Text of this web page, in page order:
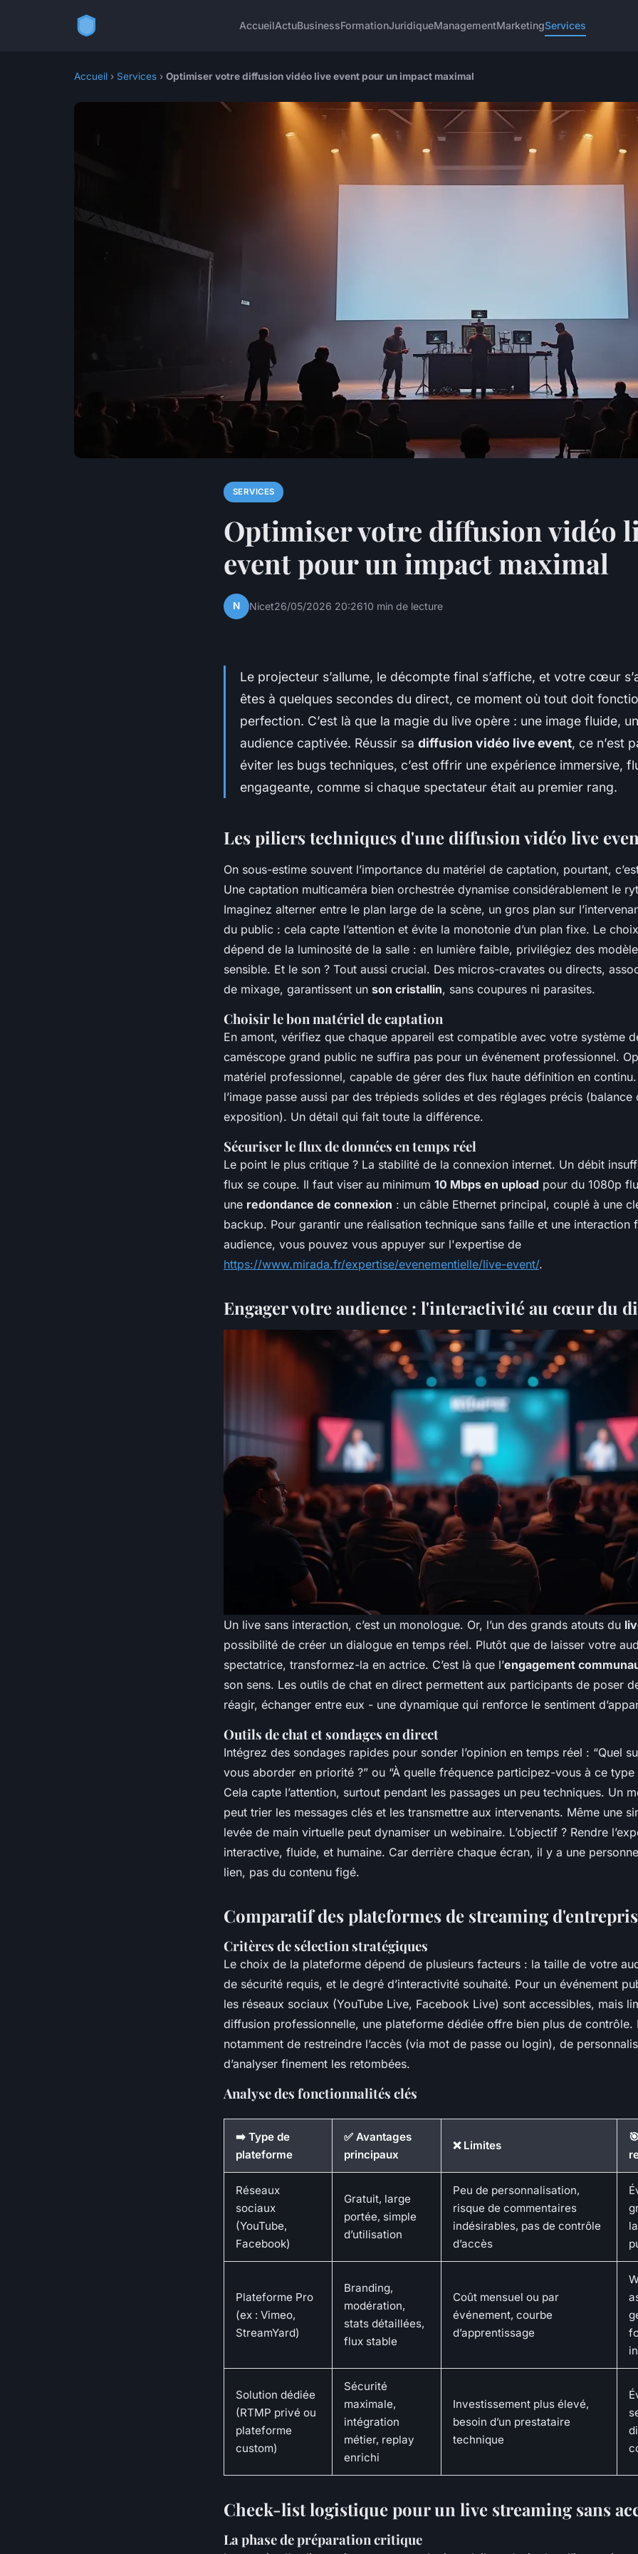
AccueilActuBusinessFormationJuridiqueManagementMarketingServices
Accueil › Services › Optimiser votre diffusion vidéo live event pour un impact maximal
SERVICES
Optimiser votre diffusion vidéo
event pour un impact maximal
N Nicet26/05/2026 20:2610 min de lecture
Le projecteur s’allume, le décompte final s’affiche, et votre cœur
êtes à quelques secondes du direct, ce moment où tout doit
perfection. C’est là que la magie du live opère : une image fluide,
audience captivée. Réussir sa diffusion vidéo live event, ce n’est
éviter les bugs techniques, c’est offrir une expérience immersive,
engageante, comme si chaque spectateur était au premier rang.
Les piliers techniques d'une diffusion vidéo live
On sous-estime souvent l’importance du matériel de captation, pourtant,
Une captation multicaméra bien orchestrée dynamise considérablement le
Imaginez alterner entre le plan large de la scène, un gros plan sur
du public : cela capte l’attention et évite la monotonie d’un plan fixe. Le
dépend de la luminosité de la salle : en lumière faible, privilégiez des
sensible. Et le son ? Tout aussi crucial. Des micros-cravates ou directs,
de mixage, garantissent un son cristallin, sans coupures ni parasites.
Choisir le bon matériel de captation
En amont, vérifiez que chaque appareil est compatible avec votre système
caméscope grand public ne suffira pas pour un événement professionnel.
matériel professionnel, capable de gérer des flux haute définition en
l’image passe aussi par des trépieds solides et des réglages précis (balance
exposition). Un détail qui fait toute la différence.
Sécuriser le flux de données en temps réel
Le point le plus critique ? La stabilité de la connexion internet. Un débit
flux se coupe. Il faut viser au minimum 10 Mbps en upload pour du 1080p
une redondance de connexion : un câble Ethernet principal, couplé à une
backup. Pour garantir une réalisation technique sans faille et une interaction
audience, vous pouvez vous appuyer sur l'expertise de
https://www.mirada.fr/expertise/evenementielle/live-event/.
Engager votre audience : l'interactivité au cœur du
Un live sans interaction, c’est un monologue. Or, l’un des grands atouts du
possibilité de créer un dialogue en temps réel. Plutôt que de laisser votre
spectatrice, transformez-la en actrice. C’est là que l’engagement
son sens. Les outils de chat en direct permettent aux participants de poser
réagir, échanger entre eux - une dynamique qui renforce le sentiment
Outils de chat et sondages en direct
Intégrez des sondages rapides pour sonder l’opinion en temps réel : “Quel
vous aborder en priorité ?” ou “À quelle fréquence participez-vous à ce type
Cela capte l’attention, surtout pendant les passages un peu techniques. Un
peut trier les messages clés et les transmettre aux intervenants. Même une
levée de main virtuelle peut dynamiser un webinaire. L’objectif ? Rendre
interactive, fluide, et humaine. Car derrière chaque écran, il y a une
lien, pas du contenu figé.
Comparatif des plateformes de streaming
Critères de sélection stratégiques
Le choix de la plateforme dépend de plusieurs facteurs : la taille de votre
de sécurité requis, et le degré d’interactivité souhaité. Pour un événement
les réseaux sociaux (YouTube Live, Facebook Live) sont accessibles, mais
diffusion professionnelle, une plateforme dédiée offre bien plus de contrôle.
notamment de restreindre l’accès (via mot de passe ou login), de
d’analyser finement les retombées.
Analyse des fonctionnalités clés
➡️ Type de
plateforme
✅ Avantages
principaux
❌ Limites
Réseaux
sociaux
(YouTube,
Facebook)
Gratuit, large
portée, simple
d’utilisation
Peu de personnalisation,
risque de commentaires
indésirables, pas de contrôle
d’accès
Plateforme Pro
(ex : Vimeo,
StreamYard)
Branding,
modération,
stats détaillées,
flux stable
Coût mensuel ou par
événement, courbe
d’apprentissage
Solution dédiée
(RTMP privé ou
plateforme
custom)
Sécurité
maximale,
intégration
métier, replay
enrichi
Investissement plus élevé,
besoin d’un prestataire
technique
Check-list logistique pour un live streaming sans
La phase de préparation critique